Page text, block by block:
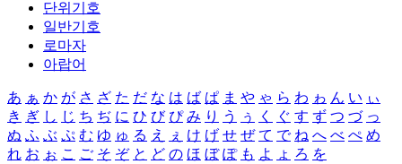
단위기호
일반기호
로마자
아랍어
あ ぁ か が さ ざ た だ な は ば ぱ ま や ゃ ら わ ゎ ん い ぃ
き ぎ し じ ち ぢ に ひ び ぴ み り う ぅ く ぐ す ず つ づ っ
ぬ ふ ぶ ぷ む ゆ ゅ る え ぇ け げ せ ぜ て で ね へ べ ぺ め
れ お ぉ こ ご そ ぞ と ど の ほ ぼ ぽ も よ ょ ろ を